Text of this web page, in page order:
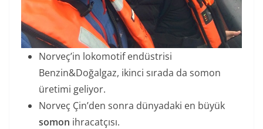
Norveç’in lokomotif endüstrisi
Benzin&Doğalgaz, ikinci sırada da somon
üretimi geliyor.
Norveç Çin’den sonra dünyadaki en büyük
somon ihracatçısı.